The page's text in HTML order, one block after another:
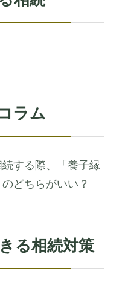
ラム
する際、「養子縁
どちらがいい？
る相続対策